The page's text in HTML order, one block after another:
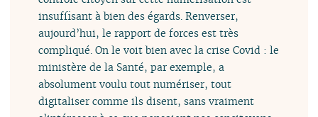
insuffisant à bien des égards. Renverser,
aujourd’hui, le rapport de forces est très
compliqué. On le voit bien avec la crise Covid : le
ministère de la Santé, par exemple, a
absolument voulu tout numériser, tout
digitaliser comme ils disent, sans vraiment